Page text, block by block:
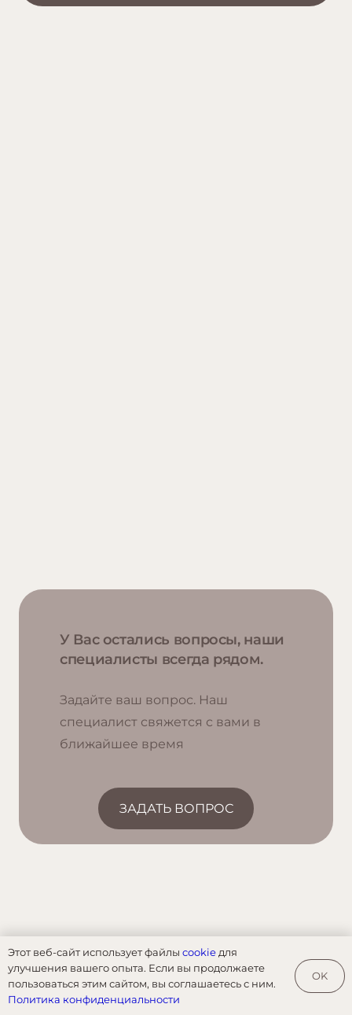
У Вас остались вопросы, наши
специалисты всегда рядом.
Задайте ваш вопрос. Наш
специалист свяжется с вами в
ближайшее время
ЗАДАТЬ ВОПРОС
Этот веб-сайт использует файлы cookie для
улучшения вашего опыта. Если вы продолжаете
пользоваться этим сайтом, вы соглашаетесь с ним.
Политика конфиденциальности
OK